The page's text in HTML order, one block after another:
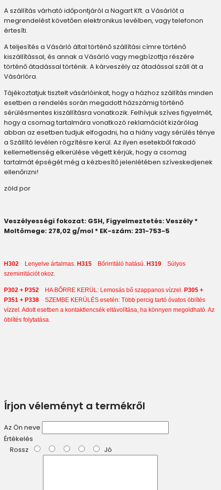
A szállítás várható időpontjáról a Nagart Kft. a Vásárlót a
megrendelést követően elektronikus levélben, vagy telefonon
értesíti.
A teljesítés a Vásárló által történő szállítási címre történő
kiszállítással, és annak a Vásárló vagy megbízottja részére
történő átadással történik. A kárveszély az átadással száll át a
Vásárlóra.
Tájékoztatjuk tisztelt vásárlóinkat, hogy a házhoz szállítás minden
esetben a rendelés során megadott házszámig történő
sérülésmentes kiszállításra vonatkozik. Felhívjuk szíves figyelmét,
hogy a csomag tartalmára vonatkozó reklamációt kizárólag
abban az esetben tudjuk elfogadni, ha a hiány vagy sérülés ténye
a Szállító levélen rögzítésre kerül. Az ilyen esetekből fakadó
kellemetlenség elkerülése végett kérjük, hogy a csomag
tartalmát épségét még a kézbesítő jelenlétében szíveskedjenek
ellenőrizni!
zöld por
Veszélyességi fokozat: GSH, Figyelmeztetés: Veszély *
Moltömege: 278,02 g/mol * EK-szám: 231-753-5
H302 Lenyelve ártalmas. H315 Bőrirritáló hatású. H319 Súlyos
szemirritációt okoz.
P302 + P352 HA BŐRRE KERÜL: Lemosás bő szappanos vízzel. P305 +
P351 + P338
SZEMBE KERÜLÉS esetén: Több percig tartó óvatos öblítés
vízzel. Adott esetben a kontaktlencsék eltávolítása, ha könnyen megoldható. Az
öblítés folytatása.
Írjon véleményt a termékről
Az Ön neve
Értékelés
Rossz
Jó